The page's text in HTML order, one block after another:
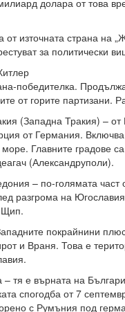
долара от това
от източната страна на
за политически
победителка.
от горите партизани.
(Западна Тракия) –
от Германия.
Главните градове
(Александруполи).
– по-голямата
разгрома на
Щип.
покрайнини
и Враня. Това е
тя е върната на
спогодба от 7
с Румъния под